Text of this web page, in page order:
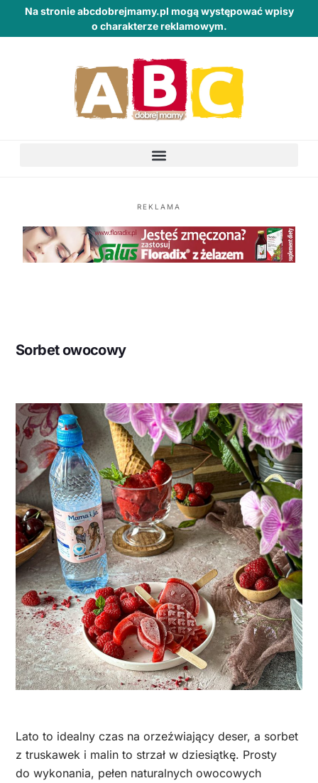
Na stronie abcdobrejmamy.pl mogą występować wpisy
o charakterze reklamowym.
REKLAMA
Sorbet owocowy
Lato to idealny czas na orzeźwiający deser, a sorbet
z truskawek i malin to strzał w dziesiątkę. Prosty
do wykonania, pełen naturalnych owocowych